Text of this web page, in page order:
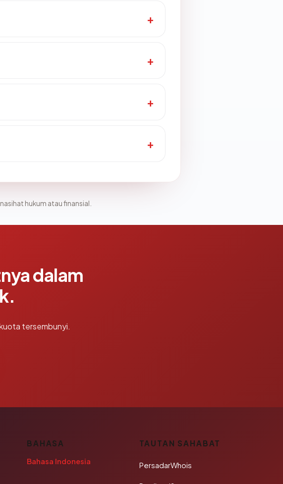
hukum atau finansial.
dalam
tersembunyi.
BAHASA
Bahasa Indonesia
TAUTAN SAHABAT
PersadarWhois